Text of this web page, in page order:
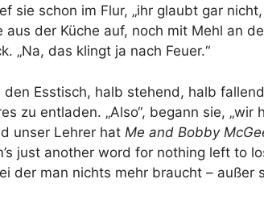
sie schon im Flur, „ihr glaubt gar
aus der Küche auf, noch mit Mehl an
„Na, das klingt ja nach Feuer.“
den Esstisch, halb stehend, halb
zu entladen. „Also“, begann sie,
unser Lehrer hat Me and Bobby
just another word for nothing left to
der man nichts mehr braucht – außer